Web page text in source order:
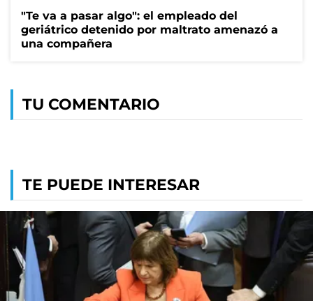
"Te va a pasar algo": el empleado del
geriátrico detenido por maltrato amenazó a
una compañera
TU COMENTARIO
TE PUEDE INTERESAR